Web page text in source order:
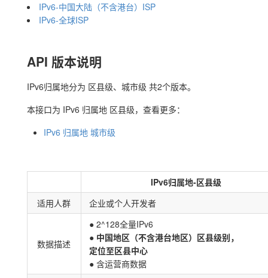
IPv6-中国大陆（不含港台）ISP
IPv6-全球ISP
API 版本说明
IPv6归属地分为 区县级、城市级 共2个版本。
本接口为 IPv6 归属地 区县级，查看更多：
IPv6 归属地 城市级
IPv6归属地-区县级
适用人群
企业或个人开发者
数据描述
● 2^128全量IPv6
● 中国地区（不含港台地区）区县级别，
定位至区县中心
● 含运营商数据